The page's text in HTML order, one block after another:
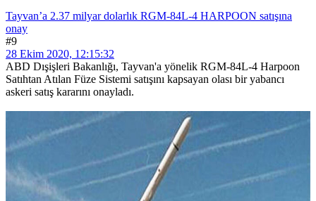
Tayvan’a 2.37 milyar dolarlık RGM-84L-4 HARPOON satışına
onay
#9
28 Ekim 2020, 12:15:32
ABD Dışişleri Bakanlığı, Tayvan'a yönelik RGM-84L-4 Harpoon
Satıhtan Atılan Füze Sistemi satışını kapsayan olası bir yabancı
askeri satış kararını onayladı.